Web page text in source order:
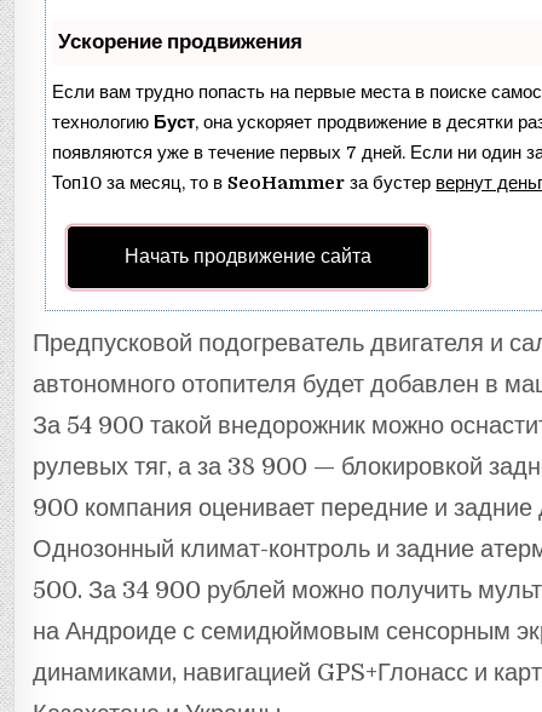
Ускорение продвижения
Если вам трудно попасть на первые места в поиске
технологию Буст, она ускоряет продвижение в десятки
появляются уже в течение первых 7 дней. Если ни один
Топ10 за месяц, то вSeoHammer за бустер вернут
Начать продвижение сайта
Предпусковой подогреватель двигателя и
автономного отопителя будет добавлен в
За 54 900 такой внедорожник можно
рулевых тяг, а за 38 900 — блокировкой
900 компания оценивает передние и задние
Однозонный климат-контроль и задние
500. За 34 900 рублей можно получить
на Андроиде с семидюймовым сенсорным
динамиками, навигацией GPS+Глонасс и